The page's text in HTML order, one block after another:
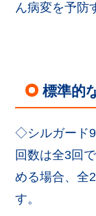
ん病変を予防
標準的
◇シルガード
回数は全3回
める場合、全
す。